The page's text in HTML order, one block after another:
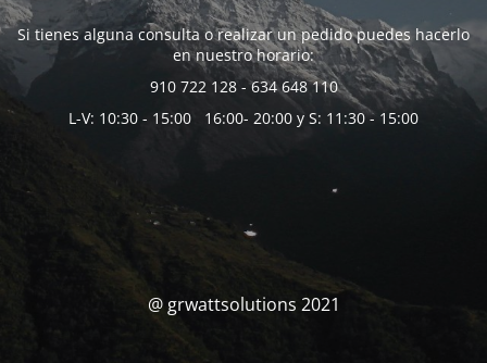
Si tienes alguna consulta o realizar un pedido puedes hacerlo
en nuestro horario:
910 722 128 - 634 648 110
L-V: 10:30 - 15:00 16:00- 20:00 y S: 11:30 - 15:00
@ grwattsolutions 2021